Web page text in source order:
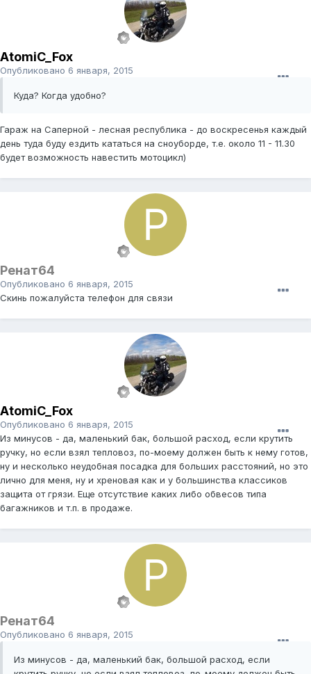
AtomiC_Fox
Опубликовано 6 января, 2015
Куда? Когда удобно?
Гараж на Саперной - лесная республика - до воскресенья каждый
день туда буду ездить кататься на сноуборде, т.е. около 11 - 11.30
будет возможность навестить мотоцикл)
Ренат64
Опубликовано 6 января, 2015
Скинь пожалуйста телефон для связи
AtomiC_Fox
Опубликовано 6 января, 2015
Из минусов - да, маленький бак, большой расход, если крутить
ручку, но если взял тепловоз, по-моему должен быть к нему готов,
ну и несколько неудобная посадка для больших расстояний, но это
лично для меня, ну и хреновая как и у большинства классиков
защита от грязи. Еще отсутствие каких либо обвесов типа
багажников и т.п. в продаже.
Ренат64
Опубликовано 6 января, 2015
Из минусов - да, маленький бак, большой расход, если